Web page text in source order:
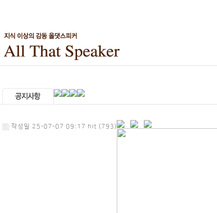
작성일 25-07-07 09:17 hit (793)